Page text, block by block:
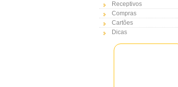
Receptivos
Compras
Cartões
Dicas